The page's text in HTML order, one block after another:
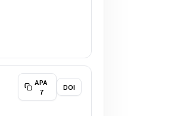
APA
7
DOI